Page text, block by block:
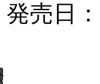
発売日